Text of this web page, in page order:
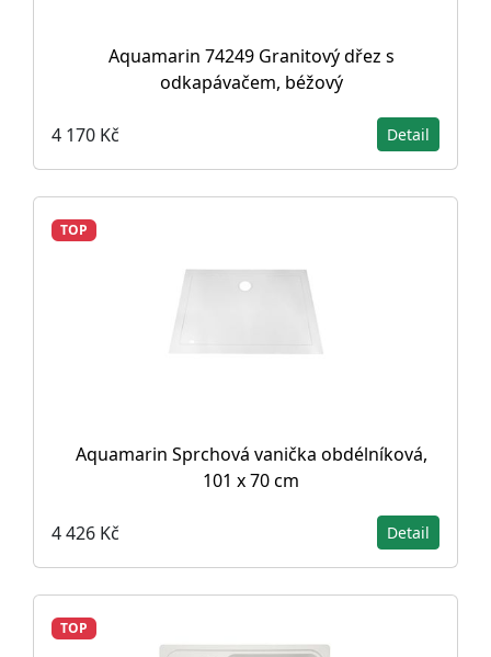
Aquamarin 74249 Granitový dřez s
odkapávačem, béžový
4 170 Kč Detail
TOP
Aquamarin Sprchová vanička obdélníková,
101 x 70 cm
4 426 Kč Detail
TOP